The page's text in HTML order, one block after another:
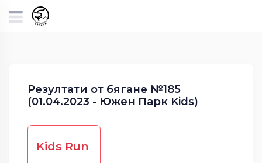
Резултати от бягане №185
(01.04.2023 - Южен Парк Kids)
Kids Run